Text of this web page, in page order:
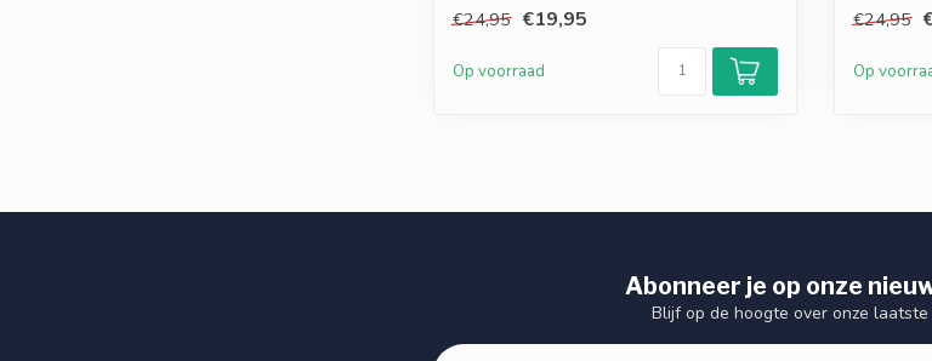
€24,95 €19,95
Op voorraad
€24,95
Op
Abonneer je op onze
Blijf op de hoogte over onze laatste